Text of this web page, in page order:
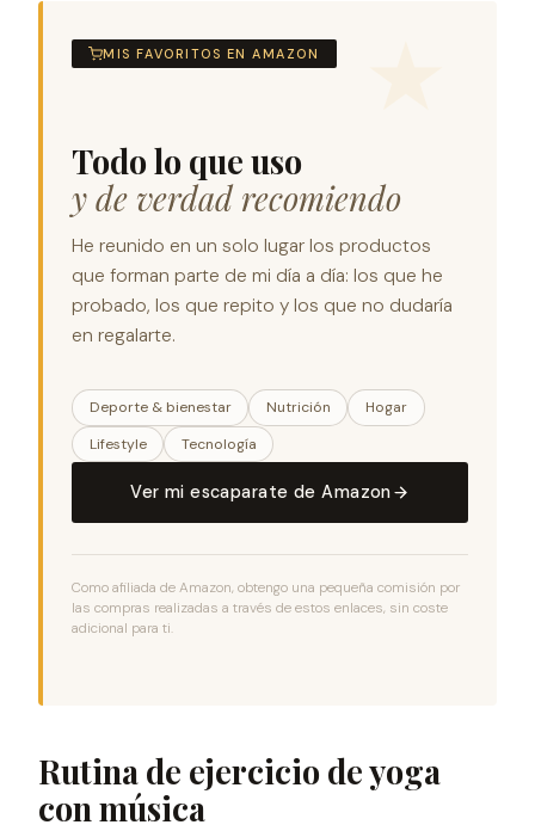
MIS FAVORITOS EN AMAZON
Todo lo que uso
y de verdad recomiendo
He reunido en un solo lugar los productos
que forman parte de mi día a día: los que he
probado, los que repito y los que no dudaría
en regalarte.
Deporte & bienestar Nutrición
Hogar
Lifestyle
Tecnología
Ver mi escaparate de Amazon
Como afiliada de Amazon, obtengo una pequeña comisión por
las compras realizadas a través de estos enlaces, sin coste
adicional para ti.
Rutina de ejercicio de yoga
con música